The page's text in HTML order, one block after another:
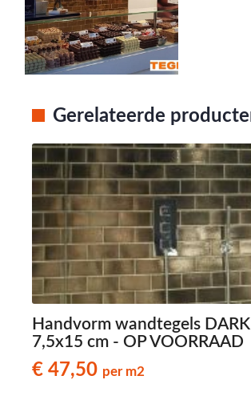
Gerelateerde
Handvorm wandtegels
7,5x15 cm - OP VOORRAAD
€ 47,50 per m2